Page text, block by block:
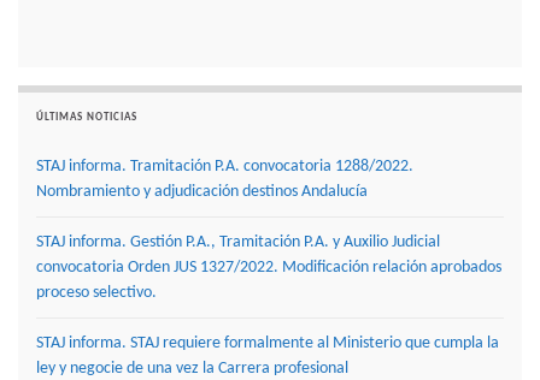
ÚLTIMAS NOTICIAS
STAJ informa. Tramitación P.A. convocatoria 1288/2022.
Nombramiento y adjudicación destinos Andalucía
STAJ informa. Gestión P.A., Tramitación P.A. y Auxilio Judicial
convocatoria Orden JUS 1327/2022. Modificación relación aprobados
proceso selectivo.
STAJ informa. STAJ requiere formalmente al Ministerio que cumpla la
ley y negocie de una vez la Carrera profesional